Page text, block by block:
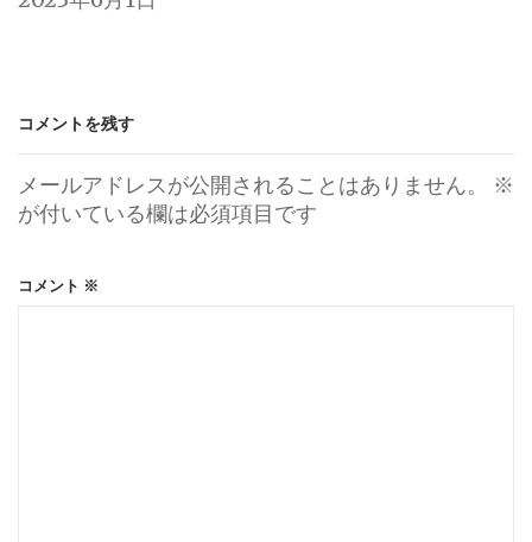
コメントを残す
メールアドレスが公開されることはありません。
※
が付いている欄は必須項目です
コメント ※